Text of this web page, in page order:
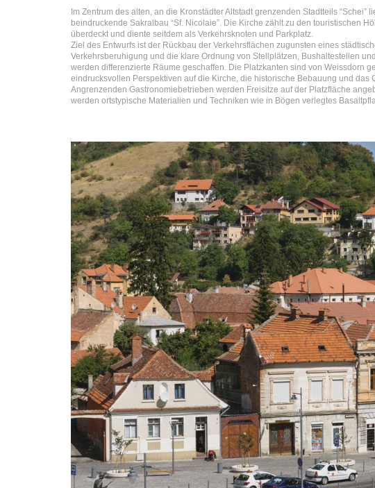
Im Zentrum des alten, an die Kronstädter Altstadt grenzenden Stadtteils
beindruckende Sakralbau “Sf. Nicolaie”. Die Kirche zählt zu den touristischen
überdeckt und diente seitdem als Verkehrsknoten und Parkplatz.
Ziel des Entwurfs ist der Rückbau der Verkehrsflächen zugunsten eines
Verkehrsberuhigung und die klare Ordnung von Stellplätzen, Bushaltestellen
werden differenzierte Räume geschaffen. Die Platzkanten sind von Weissdorn
eindrucksvollen Perspektiven auf die Kirche, die historische Bebauung und das
Angrenzenden Gastronomiebetrieben werden Freisitze auf der Platzfläche
werden ortstypische Materialien und Techniken wie in Bögen verlegtes